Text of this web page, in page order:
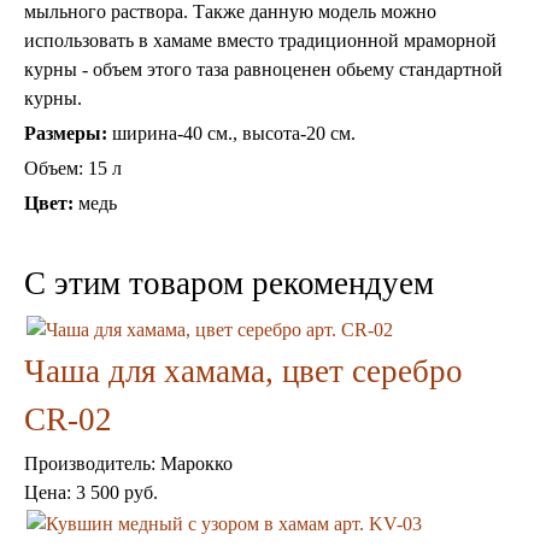
Торшеры Марокко
Торшеры Мозаика
Торшеры со стеклом
Светильники для кафе и ресторанов
Светильники дизайнерские
Светильники с цепочками
Абажуры
Диваны и кресла
Комоды и тумбы
Пуфы и стулья
Консоли
Шкафы
Ширмы
Обеденные группы
Спальня Марокко
Уход за мебелью
мыльного раствора. Также данную модель можно
использовать в хамаме вместо традиционной мраморной
курны - объем этого таза равноценен обьему стандартной
курны.
Размеры: ширина-40 см., высота-20 см.
Объем: 15 л
Цвет: медь
C этим товаром рекомендуем
Чаша для хамама, цвет серебро
CR-02
Производитель: Марокко
Цена: 3 500 руб.